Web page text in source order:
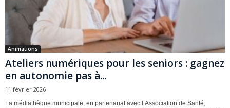
Animations
Ateliers numériques pour les seniors : gagnez
en autonomie pas à...
11 février 2026
La médiathèque municipale, en partenariat avec l’Association de Santé,